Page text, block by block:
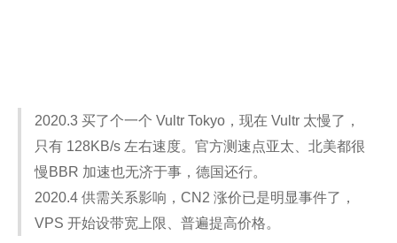
2020.3 买了个一个 Vultr Tokyo，现在 Vultr 太慢了，
只有 128KB/s 左右速度。官方测速点亚太、北美都很
慢BBR 加速也无济于事，德国还行。
2020.4 供需关系影响，CN2 涨价已是明显事件了，
VPS 开始设带宽上限、普遍提高价格。